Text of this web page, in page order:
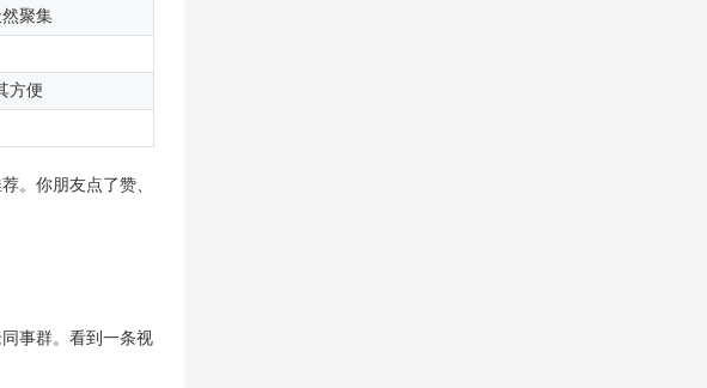
聚集
方便
。你朋友点了赞、
事群。看到一条视